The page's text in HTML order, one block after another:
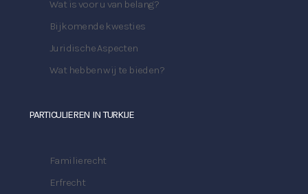
Wat is voor u van belang?
Bijkomende kwesties
Juridische Aspecten
Wat hebben wij te bieden?
PARTICULIEREN IN TURKIJE
Familierecht
Erfrecht